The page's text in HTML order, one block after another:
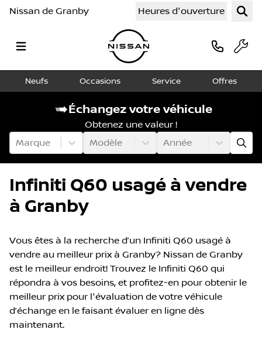
Nissan de Granby Heures d'ouverture
Neufs Occasions Service Offres
Échangez votre véhicule
Obtenez une valeur !
Marque
Modèle Année
Infiniti Q60 usagé à vendre
à Granby
Vous êtes à la recherche d’un Infiniti Q60 usagé à
vendre au meilleur prix à Granby? Nissan de Granby
est le meilleur endroit! Trouvez le Infiniti Q60 qui
répondra à vos besoins, et profitez-en pour obtenir le
meilleur prix pour l'évaluation de votre véhicule
d’échange en le faisant évaluer en ligne dès
maintenant.